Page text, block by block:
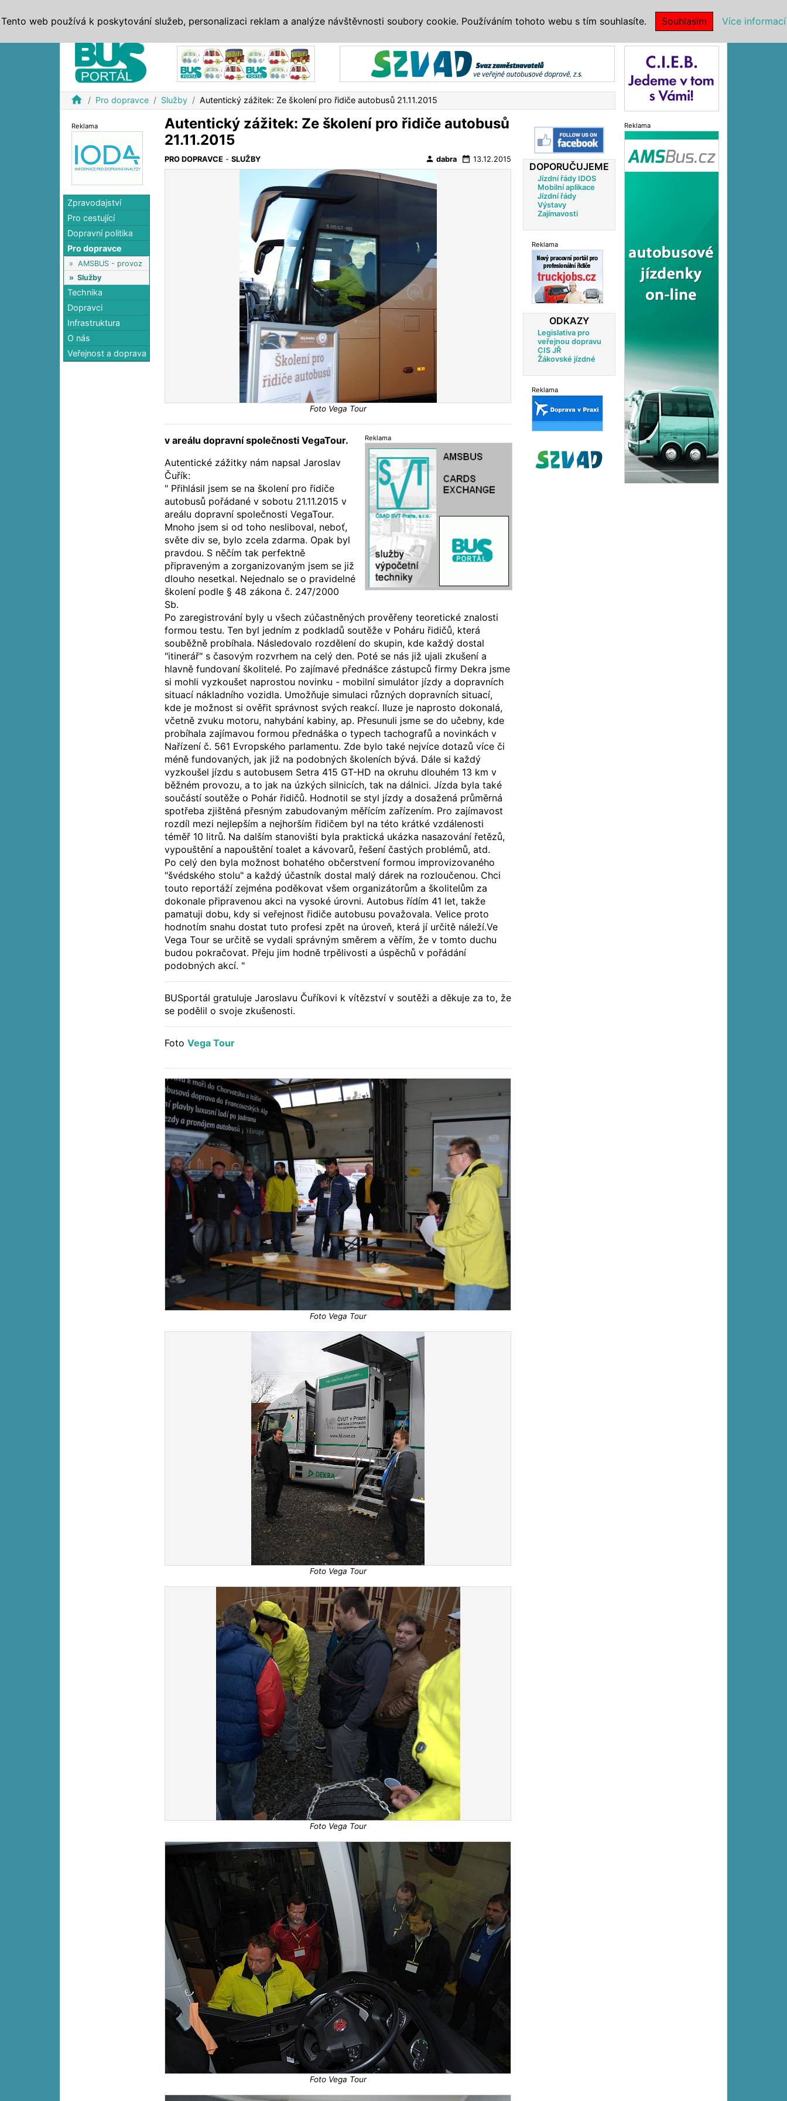
home Pro dopravce Služby Autentický zážitek: Ze školení pro řidiče autobusů 21.11.2015
Reklama
Zpravodajství
Pro cestující
Dopravní politika
Pro dopravce
» AMSBUS - provoz
» Služby
Technika
Dopravci
Infrastruktura
O nás
Veřejnost a doprava
Autentický zážitek: Ze školení pro řidiče autobusů
21.11.2015
PRO DOPRAVCE -SLUŽBY person dabra date_range 13.12.2015
Foto Vega Tour
Reklama
v areálu dopravní společnosti VegaTour.
Autentické zážitky nám napsal Jaroslav
Čuřík:
" Přihlásil jsem se na školení pro řidiče
autobusů pořádané v sobotu 21.11.2015 v
areálu dopravní společnosti VegaTour.
Mnoho jsem si od toho nesliboval, neboť,
světe div se, bylo zcela zdarma. Opak byl
pravdou. S něčím tak perfektně
připraveným a zorganizovaným jsem se již
dlouho nesetkal. Nejednalo se o pravidelné
školení podle § 48 zákona č. 247/2000
Sb.
Po zaregistrování byly u všech zúčastněných prověřeny teoretické znalosti
formou testu. Ten byl jedním z podkladů soutěže v Poháru řidičů, která
souběžně probíhala. Následovalo rozdělení do skupin, kde každý dostal
"itinerář" s časovým rozvrhem na celý den. Poté se nás již ujali zkušení a
hlavně fundovaní školitelé. Po zajímavé přednášce zástupců firmy Dekra jsme
si mohli vyzkoušet naprostou novinku - mobilní simulátor jízdy a dopravních
situací nákladního vozidla. Umožňuje simulaci různých dopravních situací,
kde je možnost si ověřit správnost svých reakcí. Iluze je naprosto dokonalá,
včetně zvuku motoru, nahybání kabiny, ap. Přesunuli jsme se do učebny, kde
probíhala zajímavou formou přednáška o typech tachografů a novinkách v
Nařízení č. 561 Evropského parlamentu. Zde bylo také nejvíce dotazů více či
méně fundovaných, jak již na podobných školeních bývá. Dále si každý
vyzkoušel jízdu s autobusem Setra 415 GT-HD na okruhu dlouhém 13 km v
běžném provozu, a to jak na úzkých silnicích, tak na dálnici. Jízda byla také
součástí soutěže o Pohár řidičů. Hodnotil se styl jízdy a dosažená průměrná
spotřeba zjištěná přesným zabudovaným měřícím zařízením. Pro zajímavost
rozdíl mezi nejlepším a nejhorším řidičem byl na této krátké vzdálenosti
téměř 10 litrů. Na dalším stanovišti byla praktická ukázka nasazování řetězů,
vypouštění a napouštění toalet a kávovarů, řešení častých problémů, atd.
Po celý den byla možnost bohatého občerstvení formou improvizovaného
"švédského stolu" a každý účastník dostal malý dárek na rozloučenou. Chci
touto reportáží zejména poděkovat všem organizátorům a školitelům za
dokonale připravenou akci na vysoké úrovni. Autobus řídím 41 let, takže
pamatuji dobu, kdy si veřejnost řidiče autobusu považovala. Velice proto
hodnotím snahu dostat tuto profesi zpět na úroveň, která jí určitě náleží.Ve
Vega Tour se určitě se vydali správným směrem a věřím, že v tomto duchu
budou pokračovat. Přeju jim hodně trpělivosti a úspěchů v pořádání
podobných akcí. "
BUSportál gratuluje Jaroslavu Čuříkovi k vítězství v soutěži a děkuje za to, že
se podělil o svoje zkušenosti.
FotoVega Tour
Foto Vega Tour
Foto Vega Tour
Foto Vega Tour
Foto Vega Tour
DOPORUČUJEME
Jízdní řády IDOS
Mobilní aplikace
Jízdní řády
Výstavy
Zajímavosti
Reklama
ODKAZY
Legislativa pro
veřejnou dopravu
CIS JŘ
Žákovské jízdné
Reklama
Reklama
Tento web používá k poskytování služeb, personalizaci reklam a analýze návštěvnosti soubory cookie. Používáním tohoto webu s tím souhlasíte. Souhlasím Více informací